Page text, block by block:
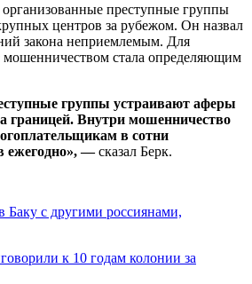
преступные группы
центров за рубежом. Он назвал
закона неприемлемым. Для
мошенничеством стала определяющим
группы устраивают аферы
границей. Внутри мошенничество
в сотни
ежегодно», —сказал Берк.
Баку с другими россиянами,
к 10 годам колонии за